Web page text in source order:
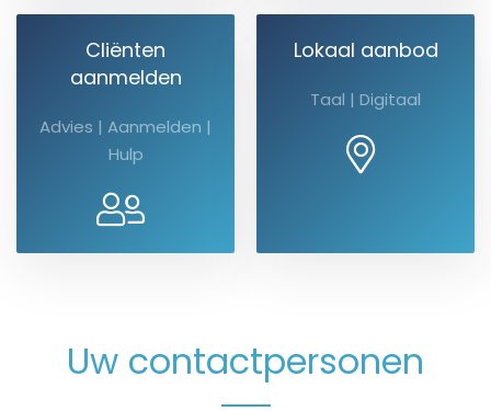
Cliënten
aanmelden
Advies | Aanmelden |
Hulp
Lokaal aanbod
Taal | Digitaal
Uw contactpersonen